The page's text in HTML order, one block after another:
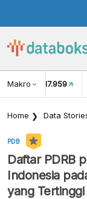
Makro
USD/IDR 17.959
Home Data
PDB
Daftar PDRB
Indonesia
yang Tertinggi